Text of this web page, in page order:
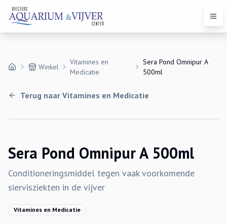
Winkel
Vitamines en
Medicatie
Sera Pond Omnipur A
500ml
Terug naar Vitamines en Medicatie
Sera Pond Omnipur A 500ml
Conditioneringsmiddel tegen vaak voorkomende
siervisziekten in de vijver
Vitamines en Medicatie